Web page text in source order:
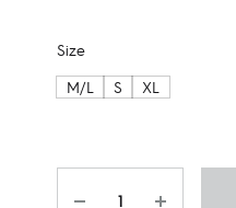
Size
M/L
S XL